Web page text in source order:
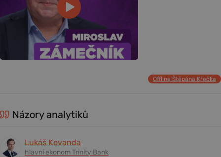
Offline Štěpána Křečka
Názory analytiků
Lukáš Kovanda
hlavní ekonom Trinity Bank